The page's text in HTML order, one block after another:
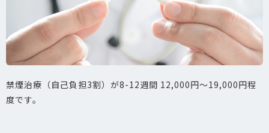
禁煙治療（自己負担3割）が8-12週間 12,000円～19,000円程
度です。